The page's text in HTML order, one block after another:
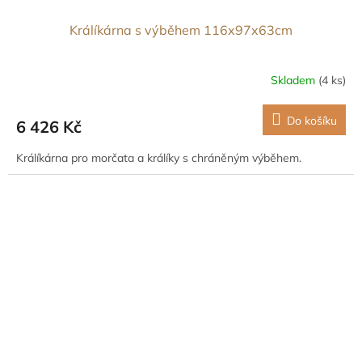
Králíkárna s výběhem 116x97x63cm
Skladem (4 ks)
6 426 Kč Do košíku
Králíkárna pro morčata a králíky s chráněným výběhem.